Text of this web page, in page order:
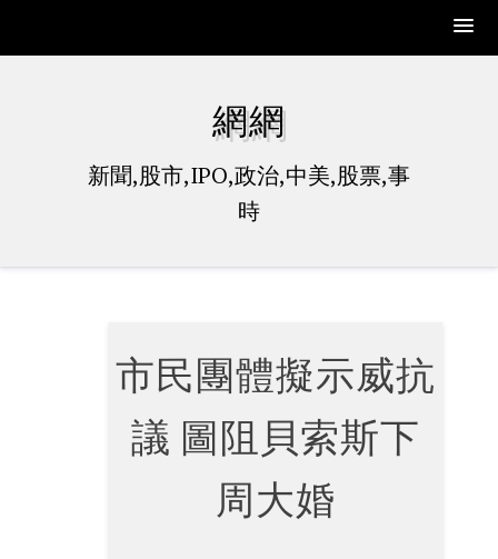
網網
新聞,股市,IPO,政治,中美,股票,事
時
市民團體擬示威抗
議 圖阻貝索斯下
周大婚